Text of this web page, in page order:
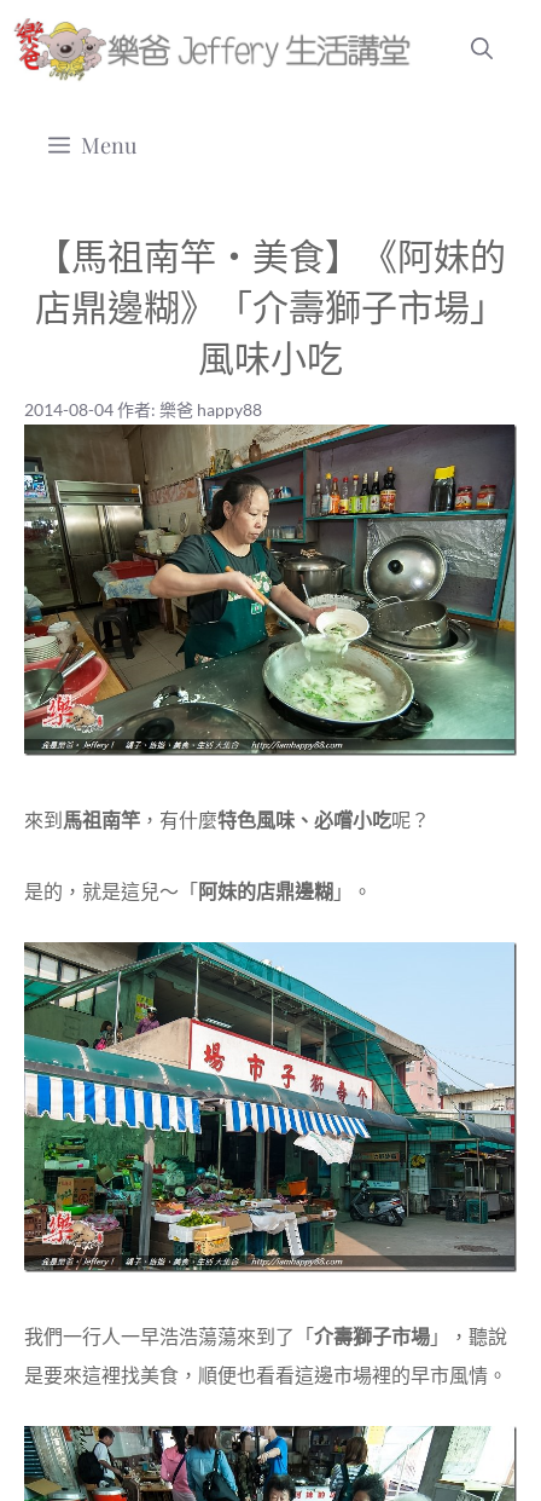
跳
至
Menu
【馬祖南竿‧美食】《阿妹的
店鼎邊糊》「介壽獅子市場」
風味小吃
2014-08-04 | 樂爸 happy88
2014-08-04作者: 樂爸 happy88
來到馬祖南竿 ，有什麼特色風味、必嚐小吃呢？
是的，就是這兒～「阿妹的店鼎邊糊 」。
我們一行人一早浩浩蕩蕩來到了「介壽獅子市場 」，聽說
是要來這裡找美食，順便也看看這邊市場裡的早市風情。